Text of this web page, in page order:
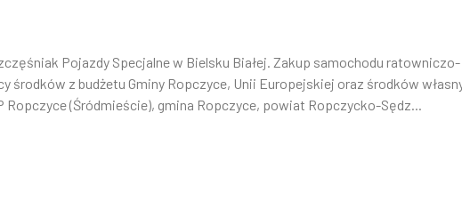
Pojazdy Specjalne w Bielsku Białej. Zakup samochodu ratowniczo-
środków z budżetu Gminy Ropczyce, Unii Europejskiej oraz środków
Ropczyce (Śródmieście), gmina Ropczyce, powiat Ropczycko-Sędz...